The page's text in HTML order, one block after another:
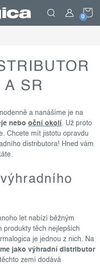
A SR
a nanášíme je na
nebo oční okolí. Už proto
Chcete mít jistotu opravdu
distributora! Hned vám
let nabízí běžným
produkty těch nejlepších
je jednou z nich. Na
jako výhradní distributor
zemí dodává